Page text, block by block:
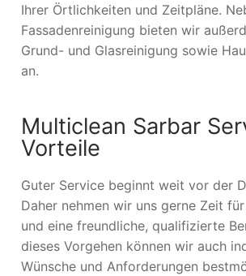
Ihrer Örtlichkeiten und Zeitpläne.
Fassadenreinigung bieten wir
Grund- und Glasreinigung sowie
an.
Multiclean Sarbar
Vorteile
Guter Service beginnt weit vor der
Daher nehmen wir uns gerne Zeit
und eine freundliche, qualifizierte
dieses Vorgehen können wir auch
Wünsche und Anforderungen